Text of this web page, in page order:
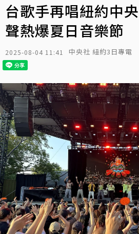
台歌手再唱紐約中
聲熱爆夏日音樂節
2025-08-04 11:41 中央社 紐約3日專電